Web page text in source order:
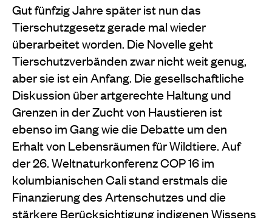
Gut fünfzig Jahre später ist nun das
Tierschutzgesetz gerade mal wieder
überarbeitet worden. Die Novelle geht
Tierschutzverbänden zwar nicht weit genug,
aber sie ist ein Anfang. Die gesellschaftliche
Diskussion über artgerechte Haltung und
Grenzen in der Zucht von Haustieren ist
ebenso im Gang wie die Debatte um den
Erhalt von Lebensräumen für Wildtiere. Auf
der 26. Weltnaturkonferenz COP 16 im
kolumbianischen Cali stand erstmals die
Finanzierung des Artenschutzes und die
stärkere Berücksichtigung indigenen Wissens